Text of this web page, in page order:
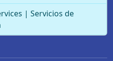
| Servicios de